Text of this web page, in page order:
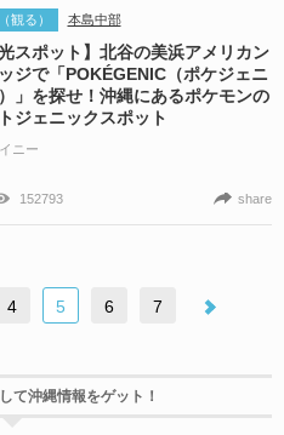
観る） 本島中部
光スポット】北谷の美浜アメリカン
ジで「POKÉGENIC（ポケジェニ
」を探せ！沖縄にあるポケモンの
ジェニックスポット
イニー
152793 share
4 5 6 7
て沖縄情報をゲット！